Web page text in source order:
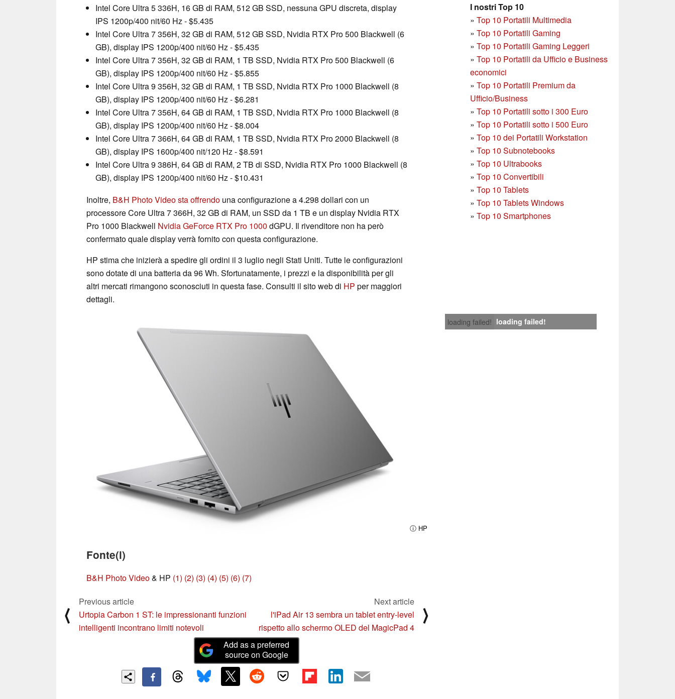
I nostri Top 10
» Top 10 Portatili Multimedia
» Top 10 Portatili Gaming
» Top 10 Portatili Gaming Leggeri
» Top 10 Portatili da Ufficio e Business
economici
» Top 10 Portatili Premium da
Ufficio/Business
» Top 10 Portatili sotto i 300 Euro
» Top 10 Portatili sotto i 500 Euro
» Top 10 dei Portatili Workstation
» Top 10 Subnotebooks
» Top 10 Ultrabooks
» Top 10 Convertibili
» Top 10 Tablets
» Top 10 Tablets Windows
» Top 10 Smartphones
Intel Core Ultra 5 336H, 16 GB di RAM, 512 GB SSD, nessuna GPU discreta, display
IPS 1200p/400 nit/60 Hz - $5.435
Intel Core Ultra 7 356H, 32 GB di RAM, 512 GB SSD, Nvidia RTX Pro 500 Blackwell (6
GB), display IPS 1200p/400 nit/60 Hz - $5.435
Intel Core Ultra 7 356H, 32 GB di RAM, 1 TB SSD, Nvidia RTX Pro 500 Blackwell (6
GB), display IPS 1200p/400 nit/60 Hz - $5.855
Intel Core Ultra 9 356H, 32 GB di RAM, 1 TB SSD, Nvidia RTX Pro 1000 Blackwell (8
GB), display IPS 1200p/400 nit/60 Hz - $6.281
Intel Core Ultra 7 356H, 64 GB di RAM, 1 TB SSD, Nvidia RTX Pro 1000 Blackwell (8
GB), display IPS 1200p/400 nit/60 Hz - $8.004
Intel Core Ultra 7 366H, 64 GB di RAM, 1 TB SSD, Nvidia RTX Pro 2000 Blackwell (8
GB), display IPS 1600p/400 nit/120 Hz - $8.591
Intel Core Ultra 9 386H, 64 GB di RAM, 2 TB di SSD, Nvidia RTX Pro 1000 Blackwell (8
GB), display IPS 1200p/400 nit/60 Hz - $10.431
Inoltre, B&H Photo Video sta offrendo una configurazione a 4.298 dollari con un
processore Core Ultra 7 366H, 32 GB di RAM, un SSD da 1 TB e un display Nvidia RTX
Pro 1000 Blackwell Nvidia GeForce RTX Pro 1000 dGPU. Il rivenditore non ha però
confermato quale display verrà fornito con questa configurazione.
HP stima che inizierà a spedire gli ordini il 3 luglio negli Stati Uniti. Tutte le configurazioni
sono dotate di una batteria da 96 Wh. Sfortunatamente, i prezzi e la disponibilità per gli
altri mercati rimangono sconosciuti in questa fase. Consulti il sito web di HP per maggiori
dettagli.
loading failed! loading failed!
ⓘ HP
Fonte(i)
B&H Photo Video& HP (1) (2) (3) (4) (5) (6) (7)
⟨
Previous article
Urtopia Carbon 1 ST: le impressionanti funzioni
intelligenti incontrano limiti notevoli
Next article
l'iPad Air 13 sembra un tablet entry-level
rispetto allo schermo OLED del MagicPad 4
⟩
Add as a preferred
source on Google